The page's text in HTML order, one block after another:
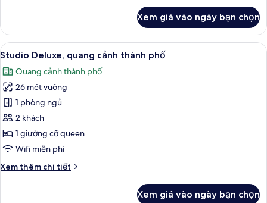
Phòng
đôi
Deluxe,
công
Xem giá vào ngày bạn chọn
Xem
tất
cả
ảnh
Studio
Deluxe,
quang
cảnh
phố
Studio Deluxe, quang cảnh thành
7
Studio Deluxe, quang cảnh thành phố
Quang cảnh thành phố
26 mét vuông
1 phòng ngủ
2 khách
1 giường cỡ queen
Wifi miễn phí
Xem thêm chi tiết
Chi
Xem giá vào ngày bạn chọn